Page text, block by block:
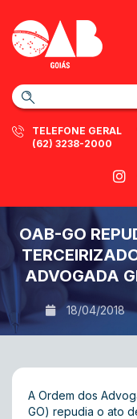
TELEFONE GERAL
(62) 3238-2000
OAB-GO
ADVOGADA
18/04/2018
A Ordem dos
GO) repudia o ato